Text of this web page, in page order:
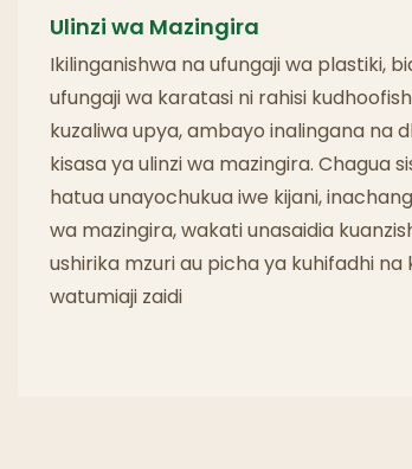
Ulinzi wa Mazingira
Ikilinganishwa na ufungaji wa plastiki,
ufungaji wa karatasi ni rahisi
kuzaliwa upya, ambayo inalingana na
kisasa ya ulinzi wa mazingira. Chagua
hatua unayochukua iwe kijani,
wa mazingira, wakati unasaidia
ushirika mzuri au picha ya kuhifadhi na
watumiaji zaidi